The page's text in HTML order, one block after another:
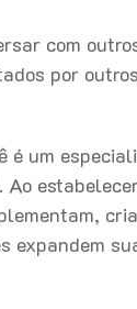
com
por
um
expandem